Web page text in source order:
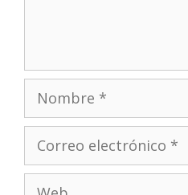
Nombre
Correo
electrónico
Web